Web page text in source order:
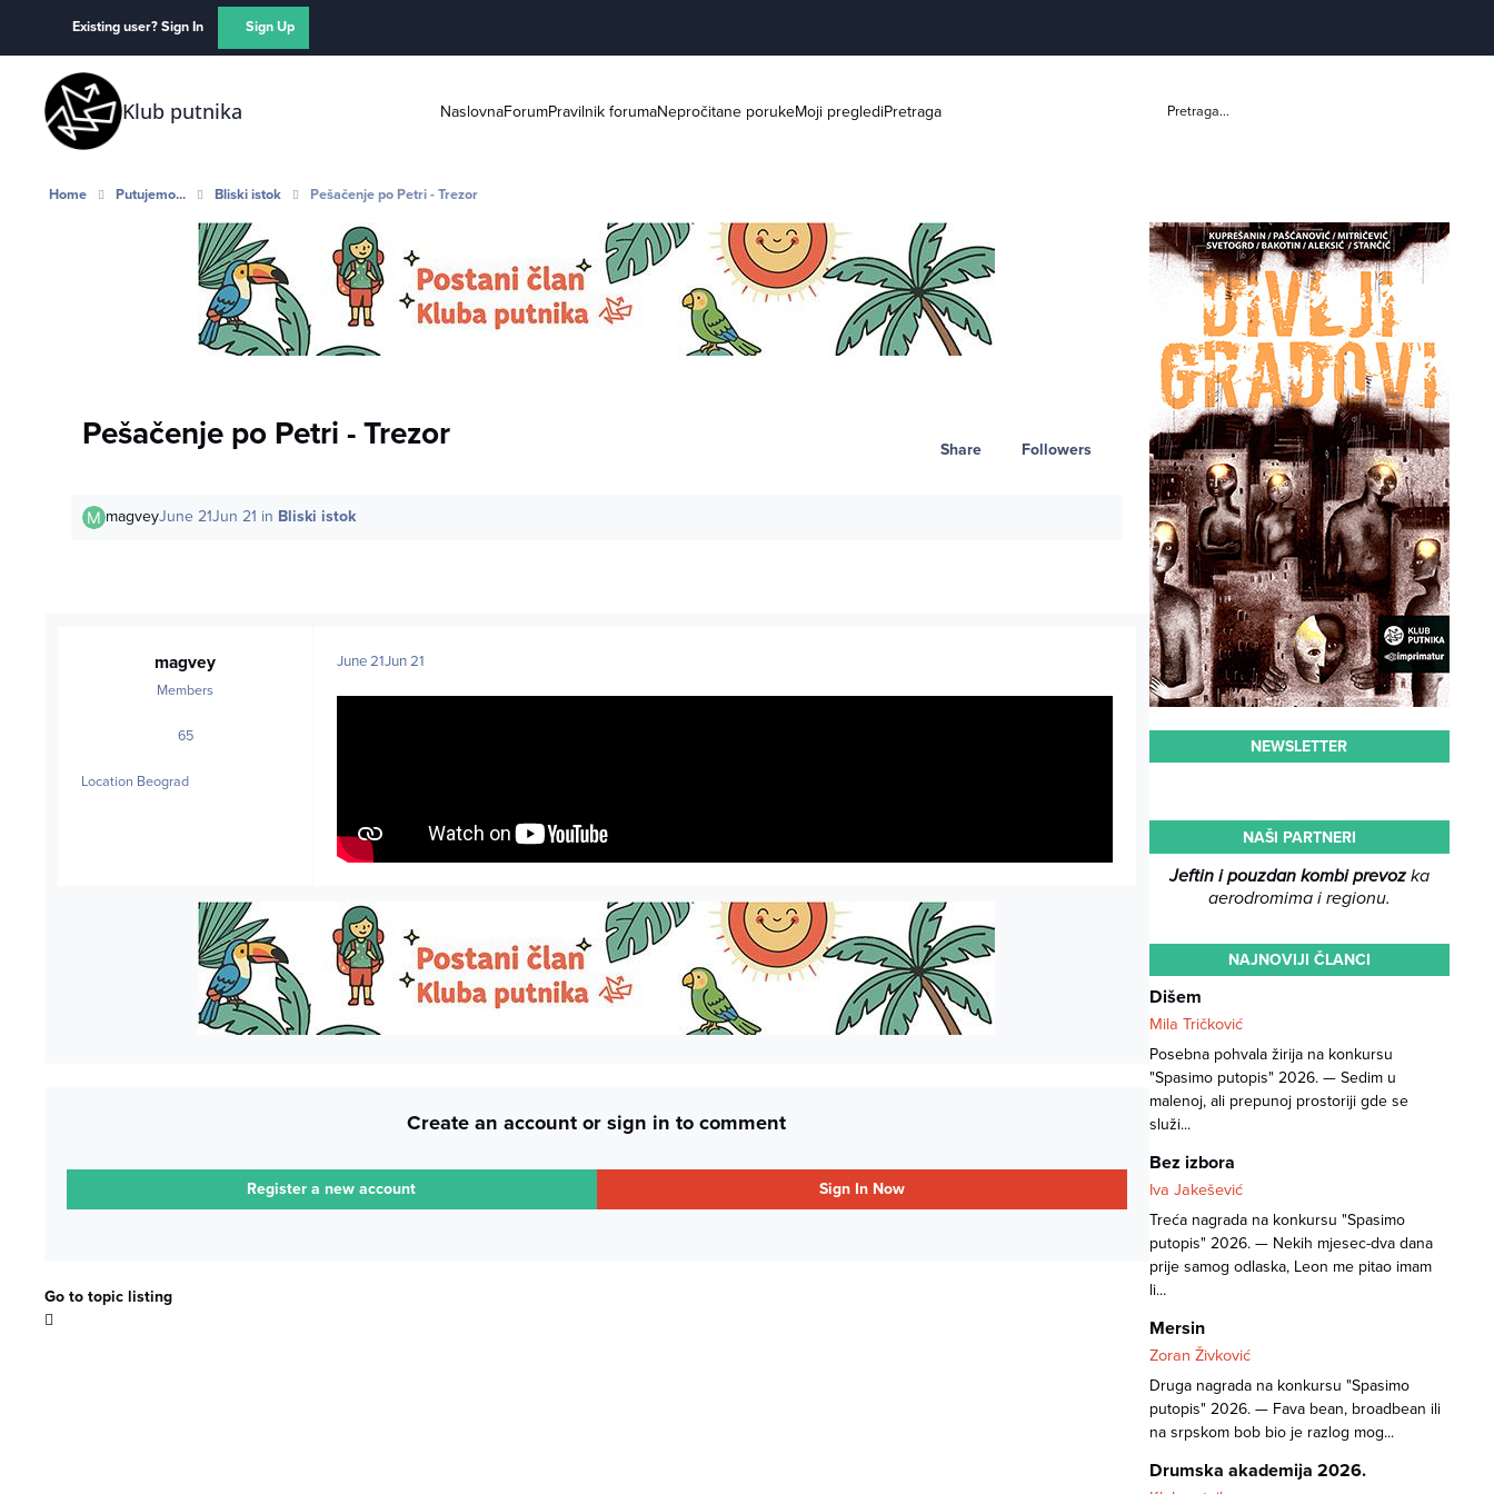
Existing user? Sign In Sign Up
Klub putnika NaslovnaForumPravilnik forumaNepročitane porukeMoji preglediPretraga Pretraga...
Home Putujemo... Bliski istok Pešačenje po Petri - Trezor
Pešačenje po Petri - Trezor Share Followers
magveyJune 21Jun 21 in Bliski istok
magvey
Members
65posts
Location Beograd
June 21Jun 21
Create an account or sign in to comment
Register a new account Sign In Now
Go to topic listing
NEWSLETTER
NAŠI PARTNERI
Jeftin i pouzdan kombi prevozka
aerodromima i regionu.
NAJNOVIJI ČLANCI
Dišem
Mila Tričković
Posebna pohvala žirija na konkursu
"Spasimo putopis" 2026. — Sedim u
malenoj, ali prepunoj prostoriji gde se
služi...
Bez izbora
Iva Jakešević
Treća nagrada na konkursu "Spasimo
putopis" 2026. — Nekih mjesec-dva dana
prije samog odlaska, Leon me pitao imam
li...
Mersin
Zoran Živković
Druga nagrada na konkursu "Spasimo
putopis" 2026. — Fava bean, broadbean ili
na srpskom bob bio je razlog mog...
Drumska akademija 2026.